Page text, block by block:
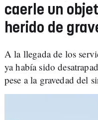
caerle un
herido de
A la llegada de los
ya había sido
pese a la gravedad del